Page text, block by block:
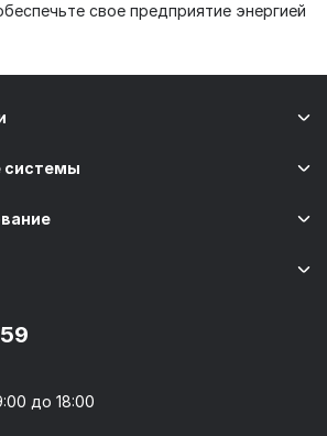
свое предприятие энергией
системы
до 18:00